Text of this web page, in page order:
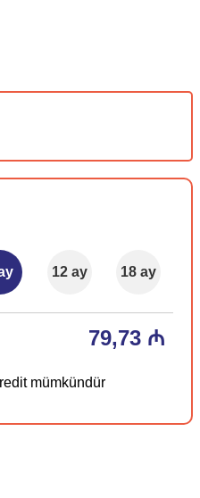
12 ay 18 ay
79,73 ₼
mümkündür